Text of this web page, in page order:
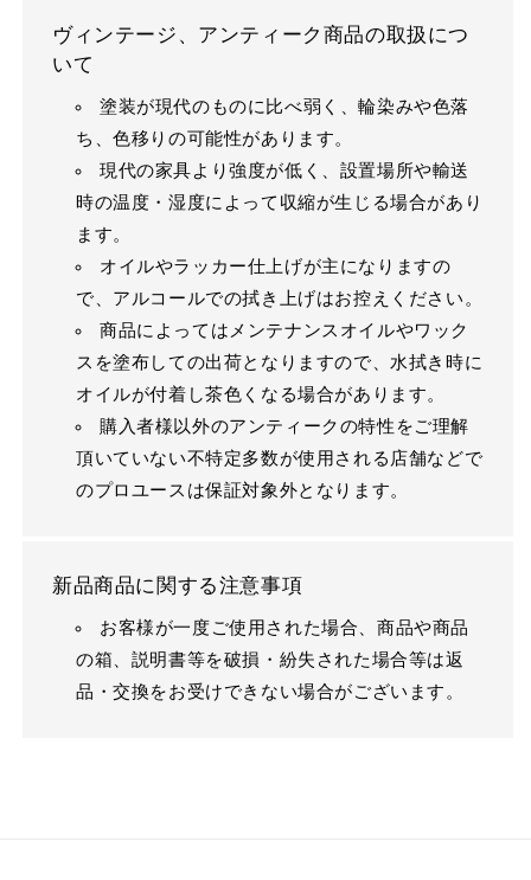
ヴィンテージ、アンティーク商品の取扱につ
いて
塗装が現代のものに比べ弱く、輪染みや色落
ち、色移りの可能性があります。
現代の家具より強度が低く、設置場所や輸送
時の温度・湿度によって収縮が生じる場合があり
ます。
オイルやラッカー仕上げが主になりますの
で、アルコールでの拭き上げはお控えください。
商品によってはメンテナンスオイルやワック
スを塗布しての出荷となりますので、水拭き時に
オイルが付着し茶色くなる場合があります。
購入者様以外のアンティークの特性をご理解
頂いていない不特定多数が使用される店舗などで
のプロユースは保証対象外となります。
新品商品に関する注意事項
お客様が一度ご使用された場合、商品や商品
の箱、説明書等を破損・紛失された場合等は返
品・交換をお受けできない場合がございます。